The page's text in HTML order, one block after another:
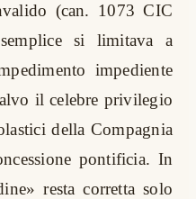
(can. 1073 CIC
si limitava a
impediente
il celebre privilegio
della Compagnia
pontificia. In
resta corretta solo